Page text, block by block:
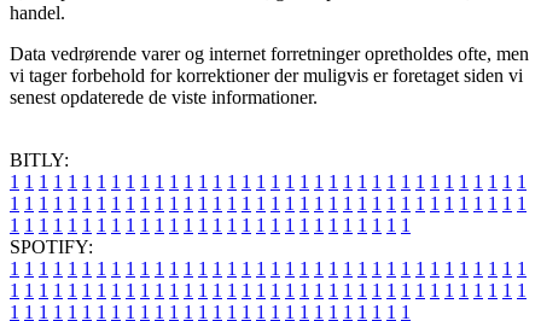
handel.
Data vedrørende varer og internet forretninger opretholdes ofte, men
vi tager forbehold for korrektioner der muligvis er foretaget siden vi
senest opdaterede de viste informationer.
BITLY:
1 1 1 1 1 1 1 1 1 1 1 1 1 1 1 1 1 1 1 1 1 1 1 1 1 1 1 1 1 1 1 1 1 1 1 1
1 1 1 1 1 1 1 1 1 1 1 1 1 1 1 1 1 1 1 1 1 1 1 1 1 1 1 1 1 1 1 1 1 1 1 1
1 1 1 1 1 1 1 1 1 1 1 1 1 1 1 1 1 1 1 1 1 1 1 1 1 1 1 1
SPOTIFY:
1 1 1 1 1 1 1 1 1 1 1 1 1 1 1 1 1 1 1 1 1 1 1 1 1 1 1 1 1 1 1 1 1 1 1 1
1 1 1 1 1 1 1 1 1 1 1 1 1 1 1 1 1 1 1 1 1 1 1 1 1 1 1 1 1 1 1 1 1 1 1 1
1 1 1 1 1 1 1 1 1 1 1 1 1 1 1 1 1 1 1 1 1 1 1 1 1 1 1 1